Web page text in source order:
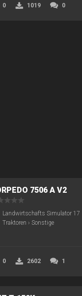
0 1019 0
7506 A V2
Landwirtschafts Simulator 17
Traktoren › Sonstige
0 2602 1